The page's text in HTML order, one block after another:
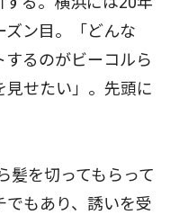
ズン目。「どんな
るのがビーコルら
見せたい」。先頭に
を切ってもらって
でもあり、誘いを受